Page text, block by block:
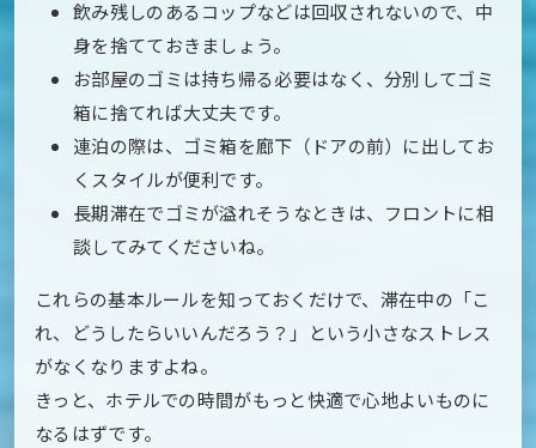
飲み残しのあるコップなどは回収されないので、中
身を捨てておきましょう。
お部屋のゴミは持ち帰る必要はなく、分別してゴミ
箱に捨てれば大丈夫です。
連泊の際は、ゴミ箱を廊下（ドアの前）に出してお
くスタイルが便利です。
長期滞在でゴミが溢れそうなときは、フロントに相
談してみてくださいね。
これらの基本ルールを知っておくだけで、滞在中の「こ
れ、どうしたらいいんだろう？」という小さなストレス
がなくなりますよね。
きっと、ホテルでの時間がもっと快適で心地よいものに
なるはずです。